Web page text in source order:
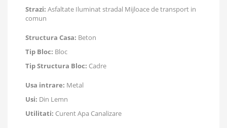
Strazi: Asfaltate Iluminat stradal Mijloace de transport in
comun
Structura Casa: Beton
Tip Bloc: Bloc
Tip Structura Bloc: Cadre
Usa intrare: Metal
Usi: Din Lemn
Utilitati: Curent Apa Canalizare